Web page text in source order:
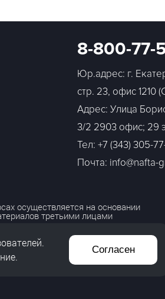
8-800-77-
Юр.адрес: г.
стр. 23, офис 1210
Адрес: Улица
3/2 2903 офис; 29
Тел: +7 (343) 305-
Почта: info@nafta-
осуществляется на основании
третьими лицами
Согласен